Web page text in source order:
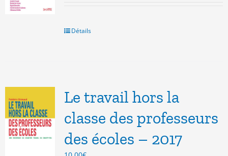
20.00€.
Détails
Le travail hors la
classe des professeurs
des écoles – 2017